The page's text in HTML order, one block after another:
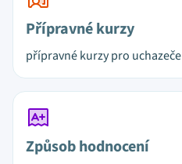
Přípravné kurzy
přípravné kurzy pro uchazeče
Způsob hodnocení